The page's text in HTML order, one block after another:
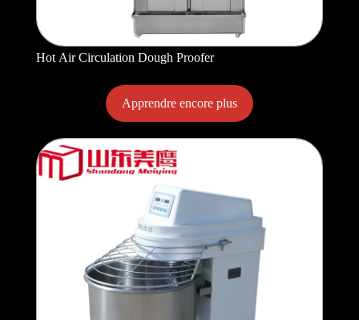
Hot Air Circulation Dough Proofer
Apprendre encore plus